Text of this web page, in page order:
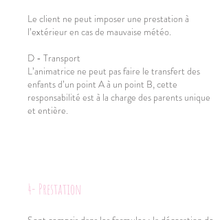
Le client ne peut imposer une prestation à
l’extérieur en cas de mauvaise météo.
D - Transport
L’animatrice ne peut pas faire le transfert des
enfants d’un point A à un point B, cette
responsabilité est à la charge des parents unique
et entière.
4- Prestation